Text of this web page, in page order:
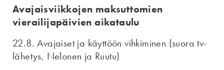
Avajaisviikkojen maksuttomien
vierailijapäivien aikataulu
22.8. Avajaiset ja käyttöön vihkiminen (suora tv-
lähetys, Nelonen ja Ruutu)